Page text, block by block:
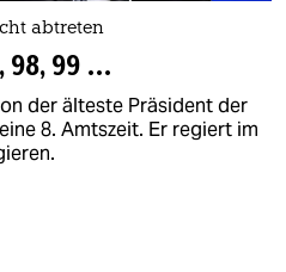
abtreten
98, 99 …
der älteste Präsident der
8. Amtszeit. Er regiert im